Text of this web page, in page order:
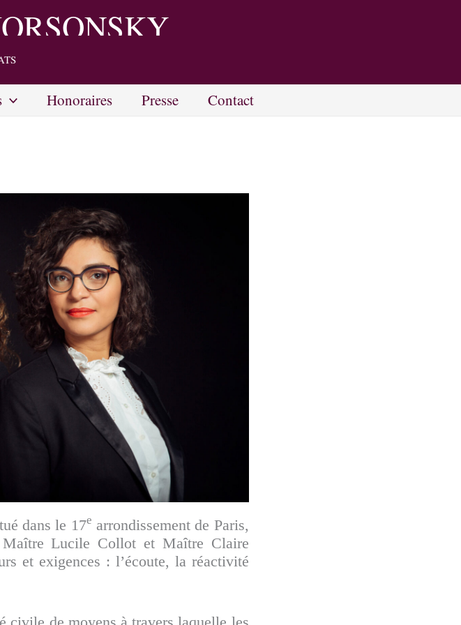
Honoraires Presse Contact
dans le 17e arrondissement de Paris,
Maître Lucile Collot et Maître Claire
et exigences : l’écoute, la réactivité